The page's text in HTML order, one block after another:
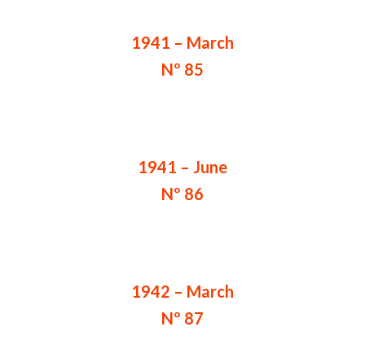
1941 – March
Nº 85
1941 – June
Nº 86
1942 – March
Nº 87